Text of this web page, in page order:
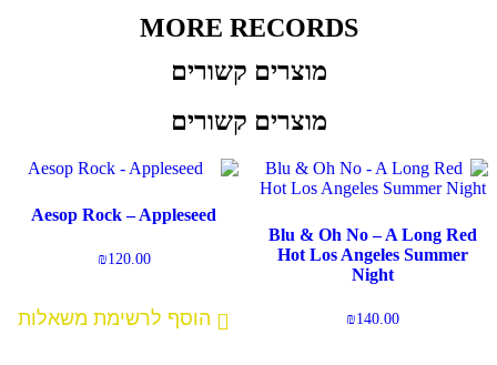
MORE RECORDS
מוצרים קשורים
מוצרים קשורים
Blu & Oh No – A Long Red
Hot Los Angeles Summer
Night
₪140.00
Aesop Rock – Appleseed
₪120.00
הוסף לרשימת משאלות